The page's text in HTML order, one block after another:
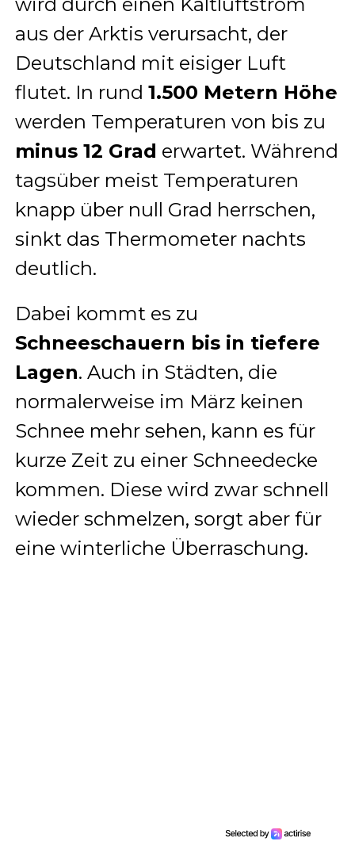
wird durch einen Kaltluftstrom
aus der Arktis verursacht, der
Deutschland mit eisiger Luft
flutet. In rund 1.500 Metern Höhe
werden Temperaturen von bis zu
minus 12 Grad erwartet. Während
tagsüber meist Temperaturen
knapp über null Grad herrschen,
sinkt das Thermometer nachts
deutlich.
Dabei kommt es zu
Schneeschauern bis in tiefere
Lagen. Auch in Städten, die
normalerweise im März keinen
Schnee mehr sehen, kann es für
kurze Zeit zu einer Schneedecke
kommen. Diese wird zwar schnell
wieder schmelzen, sorgt aber für
eine winterliche Überraschung.